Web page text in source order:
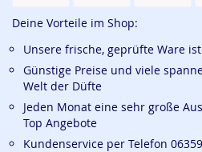
Deine Vorteile im Shop:
Unsere frische, geprüfte Ware
Günstige Preise und viele
Welt der Düfte
Jeden Monat eine sehr große
Top Angebote
Kundenservice per Telefon